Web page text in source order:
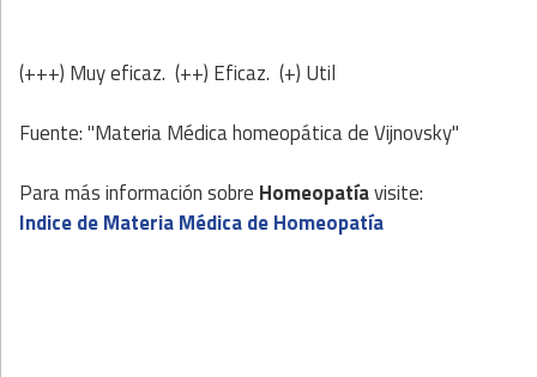
(+++) Muy eficaz. (++) Eficaz. (+) Util
Fuente: "Materia Médica homeopática de Vijnovsky"
Para más información sobre Homeopatíavisite:
Indice de Materia Médica de Homeopatía